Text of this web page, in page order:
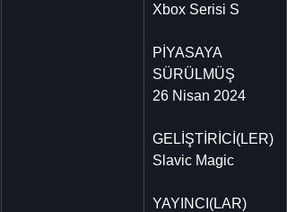
Xbox Serisi S
PİYASAYA
SÜRÜLMÜŞ
26 Nisan 2024
GELİŞTİRİCİ(LER)
Slavic Magic
YAYINCI(LAR)